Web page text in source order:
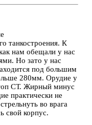
танкостроения. К
нам обещали у нас
Но зато у нас
под большим
280мм. Орудие у
СТ. Жирный минус
практически не
во врага
свой корпус.